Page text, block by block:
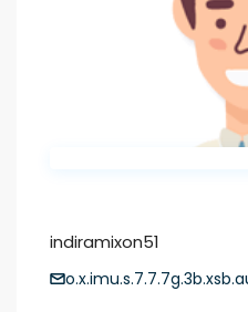
indiramixon51